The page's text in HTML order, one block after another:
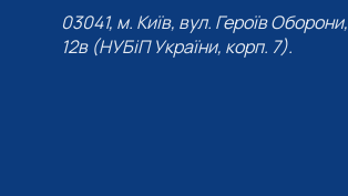
03041, м. Київ, вул. Героїв Оборони,
12в (НУБіП України, корп. 7).